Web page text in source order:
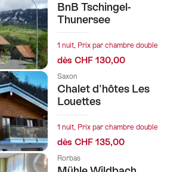
BnB Tschingel-
Thunersee
1 nuit, Prix par chambre double
dès CHF 130,00
Saxon
Chalet d'hôtes Les
Louettes
1 nuit, Prix par chambre double
dès CHF 135,00
Rorbas